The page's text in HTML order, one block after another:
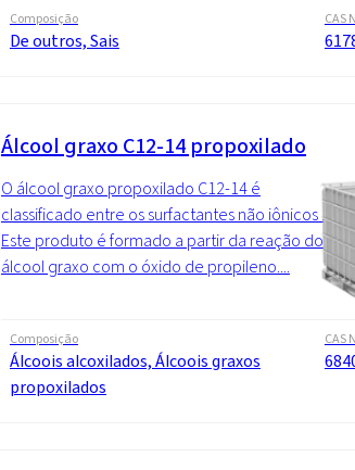
Composição
De outros, Sais
CAS
Álcool graxo C12-14 propoxilado
O álcool graxo propoxilado C12-14 é
classificado entre os surfactantes não iônicos .
Este produto é formado a partir da reação do
álcool graxo com o óxido de propileno....
Composição
Álcoois alcoxilados, Álcoois graxos
propoxilados
CAS